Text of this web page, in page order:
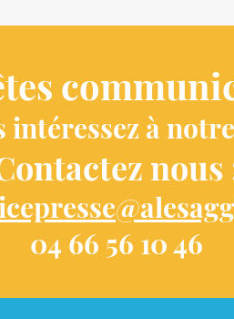
intéressez à
nous
04 66 56 10 46